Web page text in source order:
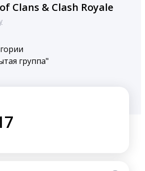
Clans & Clash Royale
группа"